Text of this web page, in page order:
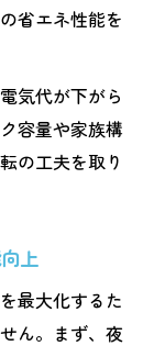
省エネ性能を
気代が下がら
容量や家族構
の工夫を取り
上
最大化するた
ん。まず、夜